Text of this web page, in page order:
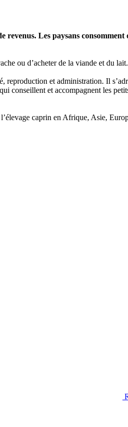
revenus. Les paysans
ou d’acheter de la viande et du lait.
et administration. Il
conseillent et accompagnent les
caprin en Afrique, Asie,